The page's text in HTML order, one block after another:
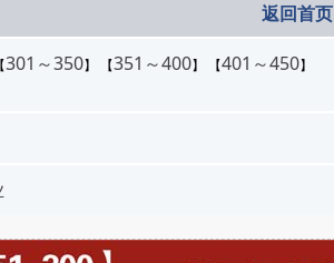
返回首页
301～350】 【351～400】 【401～450】